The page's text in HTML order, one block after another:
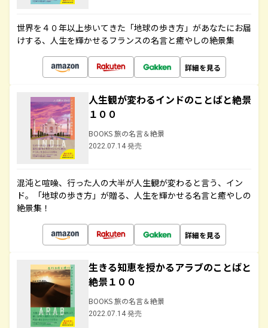
世界を４０年以上歩いてきた「地球の歩き方」があなたにお届
けする、人生を輝かせるフランスの名言と癒やしの絶景集
詳細を見る
人生観が変わるインドのことばと絶景
１００
BOOKS 旅の名言＆絶景
2022.07.14 発売
混沌と喧噪、行った人の大半が人生観が変わると言う、イン
ド。「地球の歩き方」が贈る、人生を輝かせる名言と癒やしの
絶景集！
詳細を見る
生きる知恵を授かるアラブのことばと
絶景１００
BOOKS 旅の名言＆絶景
2022.07.14 発売